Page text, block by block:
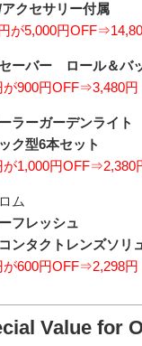
クセサリー付属
が5,000円
ーバー ロール＆バ
が900円OFF⇒3,480円
ラーガーデンライト
ク型6本セット
が1,000円OFF⇒2,380
ム
フレッシュ
ンタクトレンズソ
が600円OFF⇒2,298円
Value for